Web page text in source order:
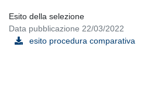
Esito della selezione
Data pubblicazione 22/03/2022
esito procedura comparativa